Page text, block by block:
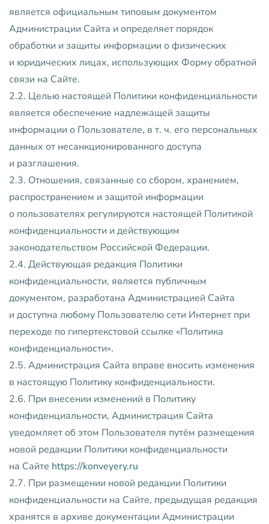
является официальным типовым документом
Администрации Сайта и определяет порядок
обработки и защиты информации о физических
и юридических лицах, использующих Форму обратной
связи на Сайте.
2.2. Целью настоящей Политики конфиденциальности
является обеспечение надлежащей защиты
информации о Пользователе, в т. ч. его персональных
данных от несанкционированного доступа
и разглашения.
2.3. Отношения, связанные со сбором, хранением,
распространением и защитой информации
о пользователях регулируются настоящей Политикой
конфиденциальности и действующим
законодательством Российской Федерации.
2.4. Действующая редакция Политики
конфиденциальности, является публичным
документом, разработана Администрацией Сайта
и доступна любому Пользователю сети Интернет при
переходе по гипертекстовой ссылке «Политика
конфиденциальности».
2.5. Администрация Сайта вправе вносить изменения
в настоящую Политику конфиденциальности.
2.6. При внесении изменений в Политику
конфиденциальности, Администрация Сайта
уведомляет об этом Пользователя путём размещения
новой редакции Политики конфиденциальности
на Сайте https://konveyery.ru
2.7. При размещении новой редакции Политики
конфиденциальности на Сайте, предыдущая редакция
хранятся в архиве документации Администрации